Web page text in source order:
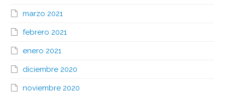
marzo 2021
febrero 2021
enero 2021
diciembre 2020
noviembre 2020